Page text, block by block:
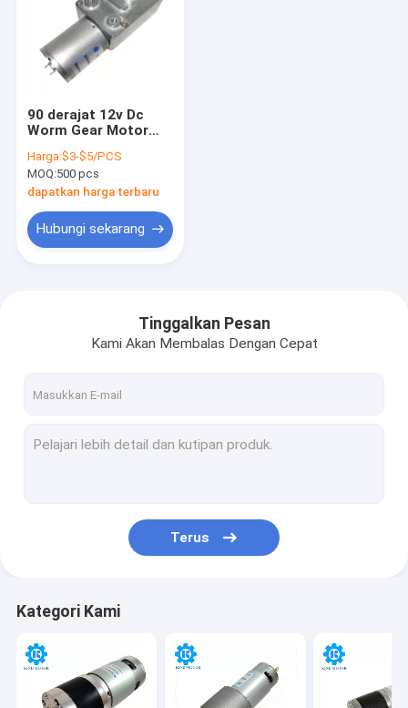
Rumah
Tentang kami
90 derajat 12v Dc
Worm Gear Motor
gearbox reduksi
Harga:$3-$5/PCS
MOQ:500 pcs
dapatkan harga terbaru
Hubungi sekarang
Tinggalkan Pesan
Kami Akan Membalas Dengan Cepat
Terus
Kategori Kami